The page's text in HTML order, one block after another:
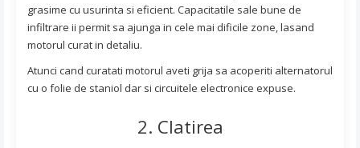
grasime cu usurinta si eficient. Capacitatile sale bune de
infiltrare ii permit sa ajunga in cele mai dificile zone, lasand
motorul curat in detaliu.
Atunci cand curatati motorul aveti grija sa acoperiti alternatorul
cu o folie de staniol dar si circuitele electronice expuse.
2. Clatirea